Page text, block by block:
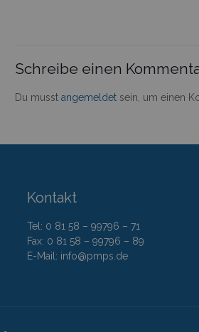
Schreibe einen
Du musst angemeldetsein, um einen
Kontakt
Tel: 0 81 58 – 99796 – 71
Fax: 0 81 58 – 99796 – 89
E-Mail: info@pmps.de